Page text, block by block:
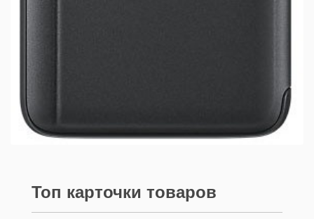
Топ карточки товаров